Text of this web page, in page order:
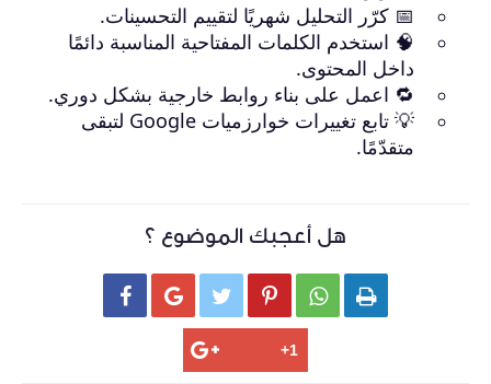
📅 كرّر التحليل شهريًا لتقييم التحسينات.
🧠 استخدم الكلمات المفتاحية المناسبة دائمًا
داخل المحتوى.
🔁 اعمل على بناء روابط خارجية بشكل دوري.
💡 تابع تغييرات خوارزميات Google لتبقى
متقدّمًا.
هل أعجبك الموضوع ؟
     